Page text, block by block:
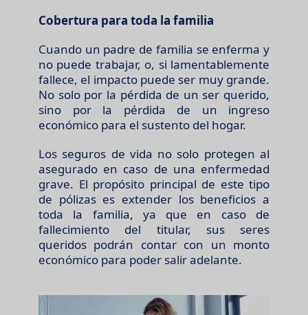
Cobertura para toda la familia
Cuando un padre de familia se enferma y
no puede trabajar, o, si lamentablemente
fallece, el impacto puede ser muy grande.
No solo por la pérdida de un ser querido,
sino por la pérdida de un ingreso
económico para el sustento del hogar.
Los seguros de vida no solo protegen al
asegurado en caso de una enfermedad
grave. El propósito principal de este tipo
de pólizas es extender los beneficios a
toda la familia, ya que en caso de
fallecimiento del titular, sus seres
queridos podrán contar con un monto
económico para poder salir adelante.